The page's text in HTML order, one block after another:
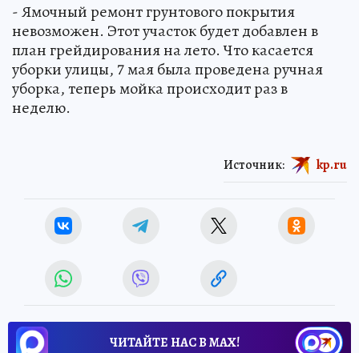
- Ямочный ремонт грунтового покрытия
невозможен. Этот участок будет добавлен в
план грейдирования на лето. Что касается
уборки улицы, 7 мая была проведена ручная
уборка, теперь мойка происходит раз в
неделю.
Источник: kp.ru
ЧИТАЙТЕ НАС В МАХ!